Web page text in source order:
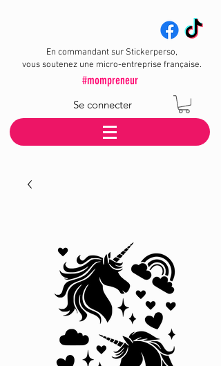
En commandant sur Stickerperso,
vous soutenez une micro-entreprise française.
#mompreneur
Se connecter